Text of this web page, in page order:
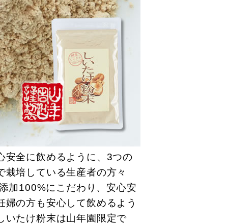
安全に飲めるように、3つの
培している生産者の方々
加100%にこだわり、安心安
の方も安心して飲めるよう
いたけ粉末は山年園限定で